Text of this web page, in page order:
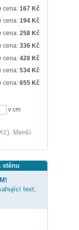
cena: 167 Kč
cena: 194 Kč
cena: 258 Kč
cena: 336 Kč
cena: 428 Kč
cena: 534 Kč
cena: 655 Kč
v cm
Menší
stěnu
text,